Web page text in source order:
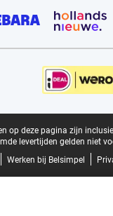
op deze pagina zijn
levertijden gelden niet
Werken bij Belsimpel